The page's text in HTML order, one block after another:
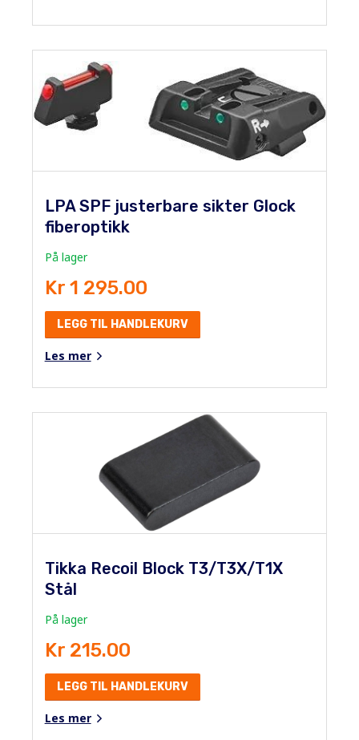
LPA SPF justerbare sikter Glock
fiberoptikk
På lager
Kr 1 295.00
LEGG TIL HANDLEKURV
Les mer
Tikka Recoil Block T3/T3X/T1X
Stål
På lager
Kr 215.00
LEGG TIL HANDLEKURV
Les mer